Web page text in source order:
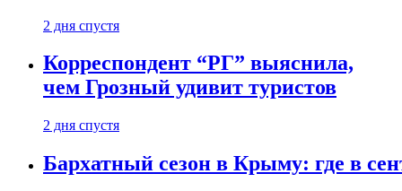
2 дня спустя
Корреспондент “РГ” выяснила,
чем Грозный удивит туристов
2 дня спустя
Бархатный сезон в Крыму: где в